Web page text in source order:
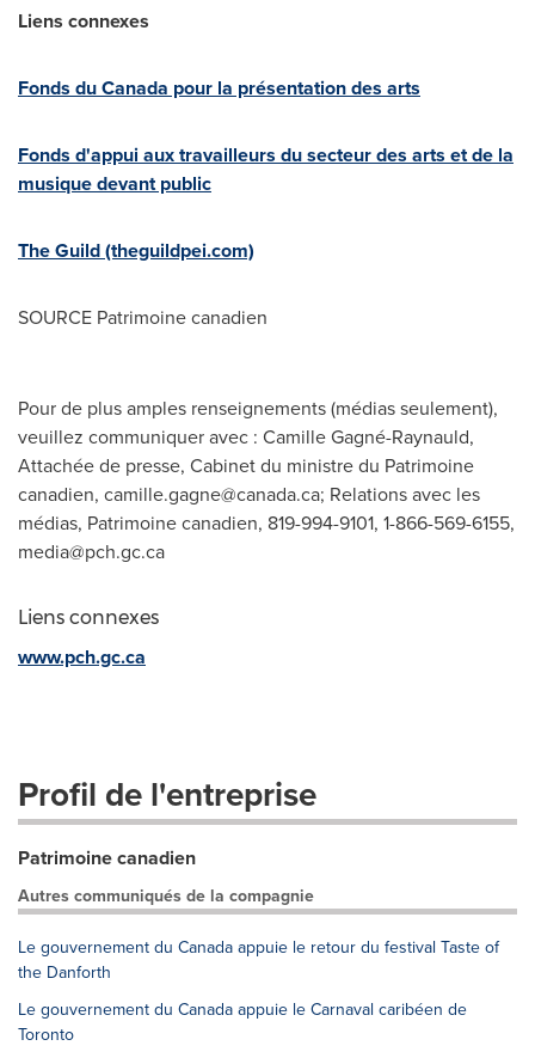
Liens connexes
Fonds duCanada pour la présentation des arts
Fonds d'appui aux travailleurs du secteur des arts et de la
musique devant public
The Guild (theguildpei.com)
SOURCE Patrimoine canadien
Pour de plus amples renseignements (médias seulement),
veuillez communiquer avec : Camille Gagné-Raynauld,
Attachée de presse, Cabinet du ministre du Patrimoine
canadien, camille.gagne@canada.ca; Relations avec les
médias, Patrimoine canadien, 819-994-9101, 1-866-569-6155,
media@pch.gc.ca
Liens connexes
www.pch.gc.ca
Profil de l'entreprise
Patrimoine canadien
Autres communiqués de la compagnie
Le gouvernement du Canada appuie le retour du festival Taste of
the Danforth
Le gouvernement du Canada appuie le Carnaval caribéen de
Toronto